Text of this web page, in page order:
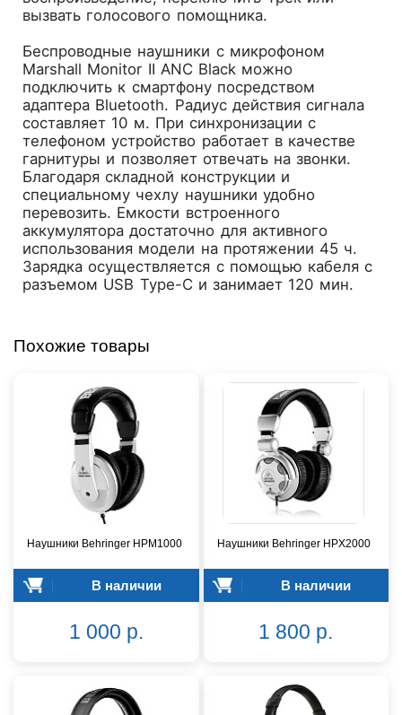
вызвать голосового помощника.
Беспроводные наушники с микрофоном
Marshall Monitor II ANC Black можно
подключить к смартфону посредством
адаптера Bluetooth. Радиус действия сигнала
составляет 10 м. При синхронизации с
телефоном устройство работает в качестве
гарнитуры и позволяет отвечать на звонки.
Благодаря складной конструкции и
специальному чехлу наушники удобно
перевозить. Емкости встроенного
аккумулятора достаточно для активного
использования модели на протяжении 45 ч.
Зарядка осуществляется с помощью кабеля с
разъемом USB Type-C и занимает 120 мин.
Похожие товары
Наушники Behringer HPM1000
В наличии
1 000 р.
Наушники Behringer HPX2000
В наличии
1 800 р.